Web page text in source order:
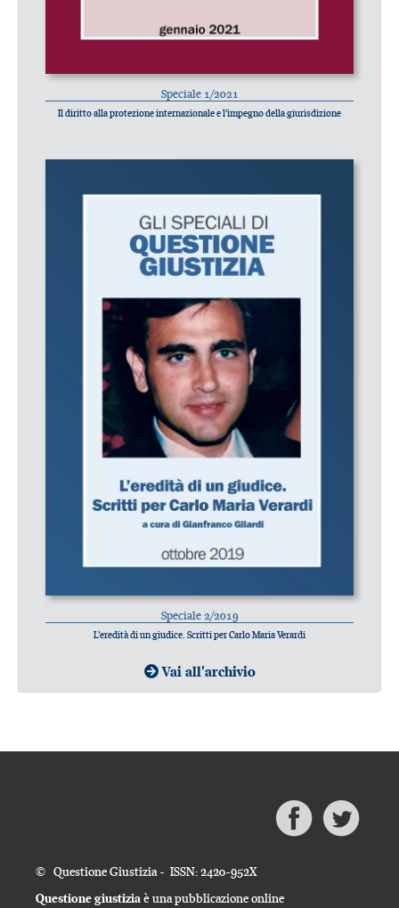
Speciale 1/2021
Il diritto alla protezione internazionale e l’impegno della giurisdizione
Speciale 2/2019
L’eredità di un giudice. Scritti per Carlo Maria Verardi
Vai all'archivio
© Questione Giustizia - ISSN: 2420-952X
Questione giustiziaè una pubblicazione online